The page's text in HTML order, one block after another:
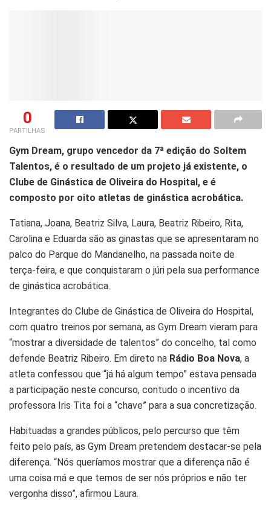
0
PARTILHAS
Gym Dream, grupo vencedor da 7ª edição do Soltem
Talentos, é o resultado de um projeto já existente, o
Clube de Ginástica de Oliveira do Hospital, e é
composto por oito atletas de ginástica acrobática.
Tatiana, Joana, Beatriz Silva, Laura, Beatriz Ribeiro, Rita,
Carolina e Eduarda são as ginastas que se apresentaram no
palco do Parque do Mandanelho, na passada noite de
terça-feira, e que conquistaram o júri pela sua performance
de ginástica acrobática.
Integrantes do Clube de Ginástica de Oliveira do Hospital,
com quatro treinos por semana, as Gym Dream vieram para
“mostrar a diversidade de talentos” do concelho, tal como
defende Beatriz Ribeiro. Em direto na Rádio Boa Nova, a
atleta confessou que “já há algum tempo” estava pensada
a participação neste concurso, contudo o incentivo da
professora Iris Tita foi a “chave” para a sua concretização.
Habituadas a grandes públicos, pelo percurso que têm
feito pelo país, as Gym Dream pretendem destacar-se pela
diferença. “Nós queríamos mostrar que a diferença não é
uma coisa má e que temos de ser nós próprios e não ter
vergonha disso”, afirmou Laura.